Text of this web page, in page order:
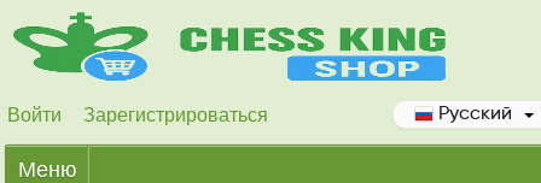
Войти Зарегистрироваться Русский
Меню